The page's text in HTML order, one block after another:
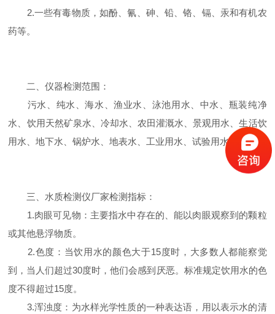
2.一些有毒物质，如酚、氰、砷、铅、铬、镉、汞和有机农
药等。
二、仪器检测范围：
污水、纯水、海水、渔业水、泳池用水、中水、瓶装纯净
水、饮用天然矿泉水、冷却水、农田灌溉水、景观用水、生活饮
用水、地下水、锅炉水、地表水、工业用水、试验用水等。
三、水质检测仪厂家检测指标：
1.肉眼可见物：主要指水中存在的、能以肉眼观察到的颗粒
或其他悬浮物质。
2.色度：当饮用水的颜色大于15度时，大多数人都能察觉
到，当人们超过30度时，他们会感到厌恶。标准规定饮用水的色
度不得超过15度。
3.浑浊度：为水样光学性质的一种表达语，用以表示水的清